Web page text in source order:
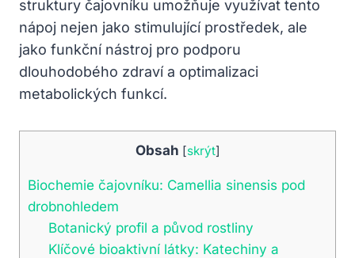
struktury čajovníku umožňuje využívat tento
nápoj nejen jako stimulující prostředek, ale
jako funkční nástroj pro podporu
dlouhodobého zdraví a optimalizaci
metabolických funkcí.
Obsah [skrýt]
Biochemie čajovníku: Camellia sinensis pod
drobnohledem
Botanický profil a původ rostliny
Klíčové bioaktivní látky: Katechiny a